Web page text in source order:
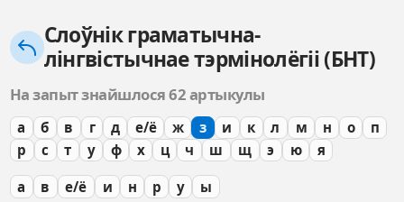
Слоўнік граматычна-
лінгвістычнае тэрмінолёгіі (БНТ)
На запыт знайшлося 62 артыкулы
а б в г д е/ё ж з и к л м н о
п
р
с т у ф х ц ч ш щ э ю я
а в е/ё и н р у ы